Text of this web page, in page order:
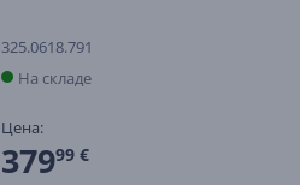
325.0618.791
На складе
Цена:
37999 €